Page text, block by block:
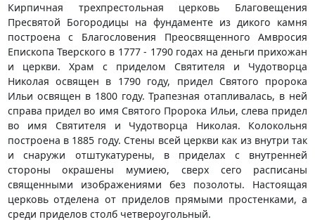
Кирпичная трехпрестольная церковь Благовещения
Пресвятой Богородицы на фундаменте из дикого камня
построена с Благословения Преосвященного Амвросия
Епископа Тверского в 1777 - 1790 годах на деньги прихожан
и церкви. Храм с приделом Святителя и Чудотворца
Николая освящен в 1790 году, придел Святого пророка
Ильи освящен в 1800 году. Трапезная отапливалась, в ней
справа придел во имя Святого Пророка Ильи, слева придел
во имя Святителя и Чудотворца Николая. Колокольня
построена в 1885 году. Стены всей церкви как из внутри так
и снаружи отштукатурены, в приделах с внутренней
стороны окрашены мумиею, сверх сего расписаны
священными изображениями без позолоты. Настоящая
церковь отделена от приделов прямыми простенками, а
среди приделов столб четвероугольный.